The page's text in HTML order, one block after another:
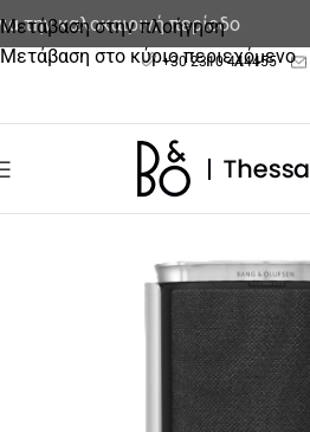
Μετάβαση στην πλοήγηση
Μετάβαση στο κύριο περιεχόμενο
καλοκαιρινή περίοδο
+30 2310 444455